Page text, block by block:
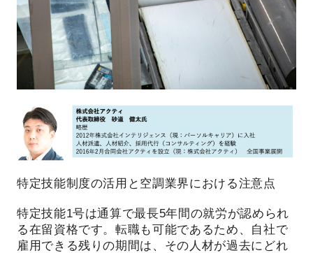
特定技能制度の活用と空調業界における注意点
特定技能1号は通算で最長5年間の就労が認められ
る在留資格です。転職も可能であるため、自社で
雇用できる残りの期間は、その人材が過去にどれ